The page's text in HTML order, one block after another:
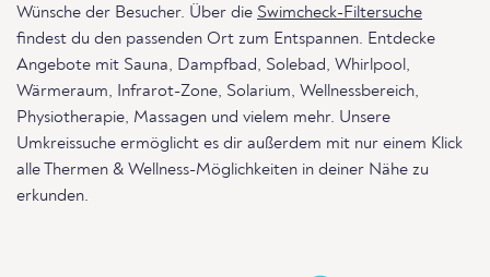
Wünsche der Besucher. Über die Swimcheck-Filtersuche
findest du den passenden Ort zum Entspannen. Entdecke
Angebote mit Sauna, Dampfbad, Solebad, Whirlpool,
Wärmeraum, Infrarot-Zone, Solarium, Wellnessbereich,
Physiotherapie, Massagen und vielem mehr. Unsere
Umkreissuche ermöglicht es dir außerdem mit nur einem Klick
alle Thermen & Wellness-Möglichkeiten in deiner Nähe zu
erkunden.